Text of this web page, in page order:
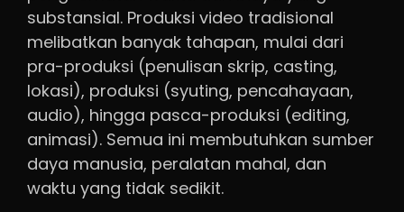
substansial. Produksi video tradisional
melibatkan banyak tahapan, mulai dari
pra-produksi (penulisan skrip, casting,
lokasi), produksi (syuting, pencahayaan,
audio), hingga pasca-produksi (editing,
animasi). Semua ini membutuhkan sumber
daya manusia, peralatan mahal, dan
waktu yang tidak sedikit.